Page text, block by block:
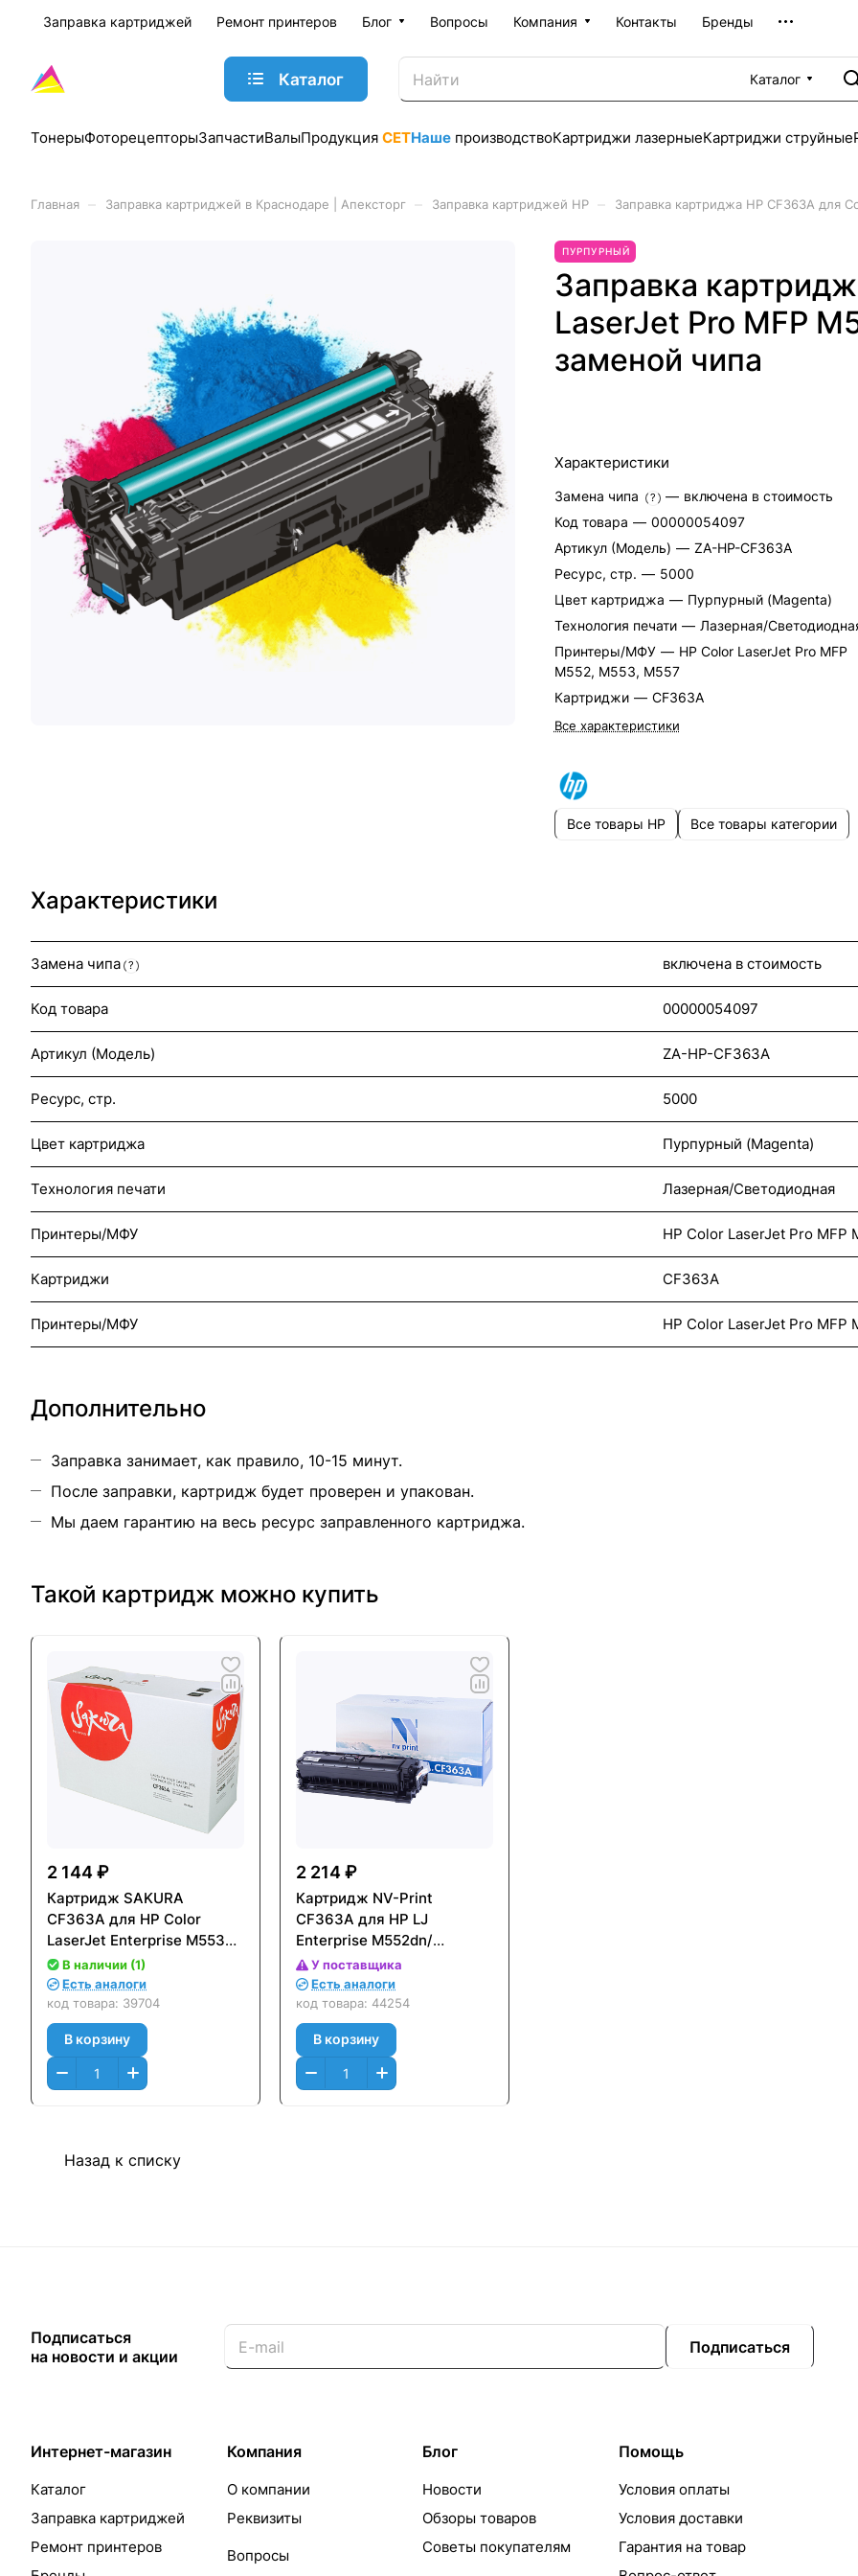
Заправка картриджей Ремонт принтеров Блог Вопросы Компания Контакты Бренды
Каталог
Каталог
ТонерыФоторецепторыЗапчастиВалыПродукция CETНаше производствоКартриджи лазерныеКартриджи струйные
Главная Заправка картриджей в Краснодаре | Апексторг Заправка картриджей HP Заправка картриджа HP CF363A для
ПУРПУРНЫЙ
Заправка
LaserJet Pro MFP
заменой чипа
Характеристики
Замена чипа ? — включена в стоимость
Код товара — 00000054097
Артикул (Модель) — ZA-HP-CF363A
Ресурс, стр. — 5000
Цвет картриджа — Пурпурный (Magenta)
Технология печати — Лазерная/
Принтеры/МФУ — HP Color LaserJet Pro MFP
M552, M553, M557
Картриджи — CF363A
Все характеристики
Все товары HP Все товары категории
Характеристики
Замена чипа ? включена в стоимость
Код товара 00000054097
Артикул (Модель) ZA-HP-CF363A
Ресурс, стр. 5000
Цвет картриджа Пурпурный (Magenta)
Технология печати Лазерная/Светодиодная
Принтеры/МФУ HP Color LaserJet Pro MFP
Картриджи CF363A
Принтеры/МФУ HP Color LaserJet Pro MFP
Дополнительно
Заправка занимает, как правило, 10-15 минут.
После заправки, картридж будет проверен и упакован.
Мы даем гарантию на весь ресурс заправленного картриджа.
Такой картридж можно купить
2 144 ₽
Картридж SAKURA
CF363A для HP Color
LaserJet Enterprise M553n/
553X/ 553dn/ HP Color
LaserJet Enterprise M552dn
Пурпурный (Magenta)
(5000 к.)
В наличии (1)
Есть аналоги
код товара: 39704
В корзину
2 214 ₽
Картридж NV-Print
CF363A для HP LJ
Enterprise M552dn/
M553dn/ M553n/ M553x/
MFP-M577dn/ M577f/ Flow
M577c (5000стр.)
Пурпурный (Magenta)
У поставщика
Есть аналоги
код товара: 44254
В корзину
Назад к списку
Подписаться
на новости и акции
Подписаться
Интернет-магазин
Каталог
Заправка картриджей
Ремонт принтеров
Компания
О компании
Реквизиты
Вопросы
Блог
Новости
Обзоры товаров
Советы покупателям
Помощь
Условия оплаты
Условия доставки
Гарантия на товар